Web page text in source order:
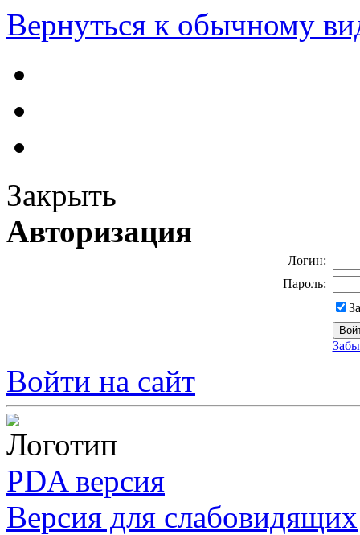
Вернуться к обычному
Закрыть
Авторизация
Логин:
Пароль:
Войти на сайт
PDA версия
Версия для слабовидящих